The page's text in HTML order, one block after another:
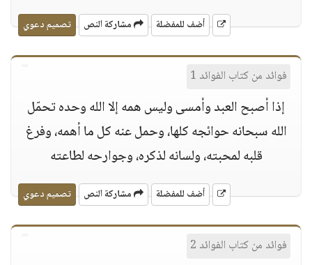
أضف للمفضلة مشاركة النص تصميم دعوي
فوائد من كتاب الفوائد 1
إذا أصبح العبد وأمسى وليس همه إلا الله وحده تحمّل
الله سبحانه حوائجه كلها، وحمل عنه كل ما أهمه، وفرغ
قلبه لمحبته، ولسانه لذكره، وجوارحه لطاعته
أضف للمفضلة مشاركة النص تصميم دعوي
فوائد من كتاب الفوائد 2